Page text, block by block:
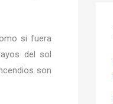
si fuera
del sol
son